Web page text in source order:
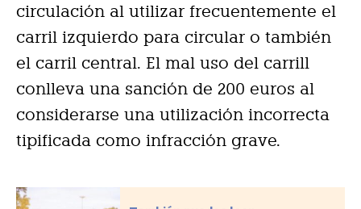
circulación al utilizar frecuentemente el
carril izquierdo para circular o también
el carril central. El mal uso del carrill
conlleva una sanción de 200 euros al
considerarse una utilización incorrecta
tipificada como infracción grave.